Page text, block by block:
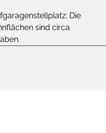
Die
sind circa